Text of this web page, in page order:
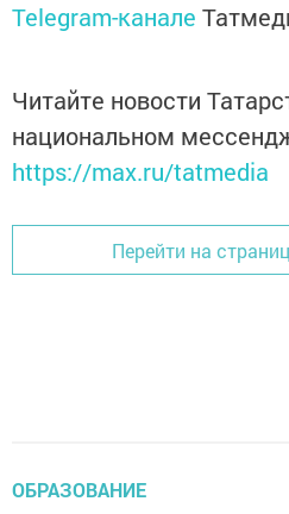
Telegram-канале
Читайте новости
национальном
https://max.ru/tatmedia
Перейти на
ОБРАЗОВАНИЕ